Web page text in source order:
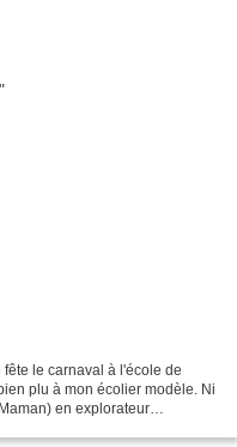
le carnaval à l'école de
plu à mon écolier modèle. Ni
en explorateur